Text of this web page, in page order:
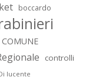
boccardo
COMUNE
controlli
lucente